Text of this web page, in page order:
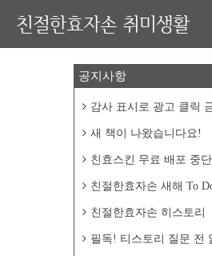
친절한효자손 취미생활
공지사항
감사 표시로 광고 클릭
새 책이 나왔습니다요!
친효스킨 무료 배포 중단
친절한효자손 새해 To
친절한효자손 히스토리
필독! 티스토리 질문 전